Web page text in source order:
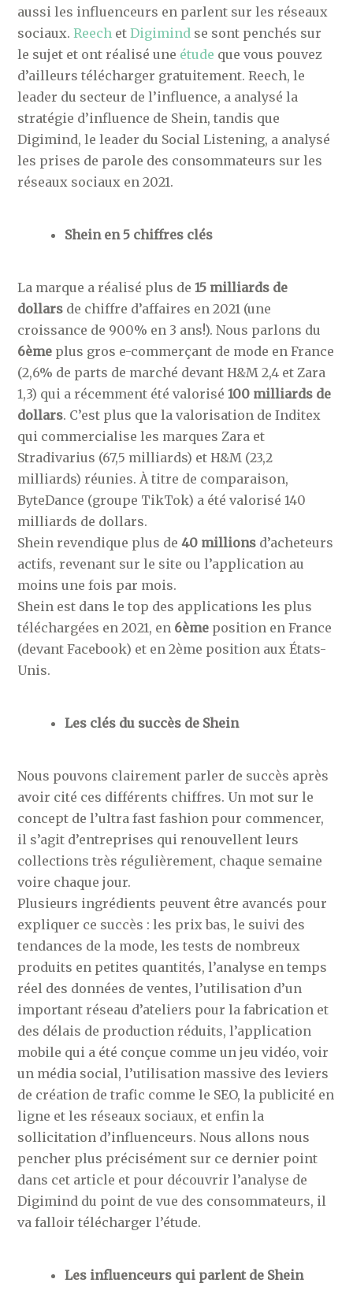
aussi les influenceurs en parlent sur les réseaux
sociaux.Reech etDigimind se sont penchés sur
le sujet et ont réalisé une étude que vous pouvez
d’ailleurs télécharger gratuitement. Reech, le
leader du secteur de l’influence, a analysé la
stratégie d’influence de Shein, tandis que
Digimind, le leader du Social Listening, a analysé
les prises de parole des consommateurs sur les
réseaux sociaux en 2021.
Shein en 5 chiffres clés
La marque a réalisé plus de15 milliards de
dollars de chiffre d’affaires en 2021 (une
croissance de 900% en 3 ans!). Nous parlons du
6ème plus gros e-commerçant de mode en France
(2,6% de parts de marché devant H&M 2,4 et Zara
1,3) qui a récemment été valorisé100 milliards de
dollars. C’est plus que la valorisation de Inditex
qui commercialise les marques Zara et
Stradivarius (67,5 milliards) et H&M (23,2
milliards) réunies. À titre de comparaison,
ByteDance (groupe TikTok) a été valorisé 140
milliards de dollars.
Shein revendique plus de40 millions d’acheteurs
actifs, revenant sur le site ou l’application au
moins une fois par mois.
Shein est dans le top des applications les plus
téléchargées en 2021, en 6ème position en France
(devant Facebook) et en 2ème position aux États-
Unis.
Les clés du succès de Shein
Nous pouvons clairement parler de succès après
avoir cité ces différents chiffres. Un mot sur le
concept de l’ultra fast fashion pour commencer,
il s’agit d’entreprises qui renouvellent leurs
collections très régulièrement, chaque semaine
voire chaque jour.
Plusieurs ingrédients peuvent être avancés pour
expliquer ce succès : les prix bas, le suivi des
tendances de la mode, les tests de nombreux
produits en petites quantités, l’analyse en temps
réel des données de ventes, l’utilisation d’un
important réseau d’ateliers pour la fabrication et
des délais de production réduits, l’application
mobile qui a été conçue comme un jeu vidéo, voir
un média social, l’utilisation massive des leviers
de création de trafic comme le SEO, la publicité en
ligne et les réseaux sociaux, et enfin la
sollicitation d’influenceurs. Nous allons nous
pencher plus précisément sur ce dernier point
dans cet article et pour découvrir l’analyse de
Digimind du point de vue des consommateurs, il
va falloir télécharger l’étude.
Les influenceurs qui parlent de Shein